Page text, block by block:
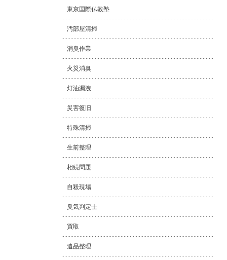
東京国際仏教塾
汚部屋清掃
消臭作業
火災消臭
灯油漏洩
災害復旧
特殊清掃
生前整理
相続問題
自殺現場
臭気判定士
買取
遺品整理